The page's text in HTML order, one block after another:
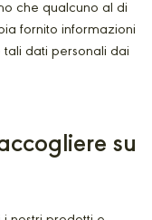
che qualcuno al di
fornito informazioni
dati personali dai
su